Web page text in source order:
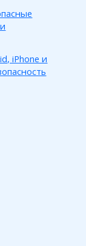
iPhone и